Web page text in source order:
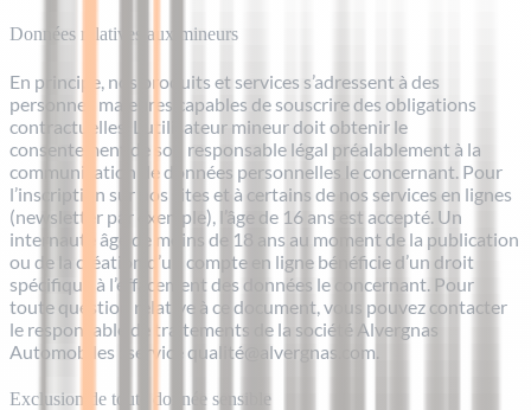
Données relatives aux mineurs
En principe, nos produits et services s’adressent à des
personnes majeures capables de souscrire des obligations
contractuelles. L’utilisateur mineur doit obtenir le
consentement de son responsable légal préalablement à la
communication de données personnelles le concernant. Pour
l’inscription sur nos sites et à certains de nos services en lignes
(newsletter par exemple), l’âge de 16 ans est accepté. Un
internaute âgé de moins de 18 ans au moment de la publication
ou de la création d’un compte en ligne bénéficie d’un droit
spécifique à l’effacement des données le concernant. Pour
toute question relative à ce document, vous pouvez contacter
le responsable de traitements de la société Alvergnas
Automobiles : service qualité@alvergnas.com.
Exclusion de toute donnée sensible